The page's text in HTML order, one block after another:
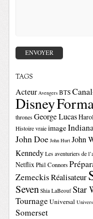
TAGS
Acteur Avengers BTS
Disney
thrones George Lucas
Histoire vraie image
John Doe John Hurt John
Kennedy Les aventuriers de
NetflixPhil Connors
ZemeckisRéalisateur
Seven Shia LaBeouf Star
TournageUniversal
Somerset